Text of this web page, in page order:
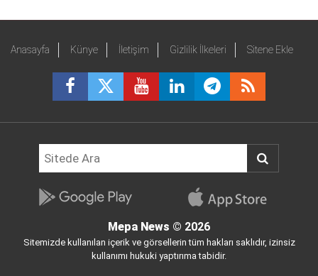
Anasayfa Künye İletişim Gizlilik İlkeleri Sitene Ekle
Mepa News © 2026
Sitemizde kullanılan içerik ve görsellerin tüm hakları saklıdır, izinsiz
kullanımı hukuki yaptırıma tabidir.